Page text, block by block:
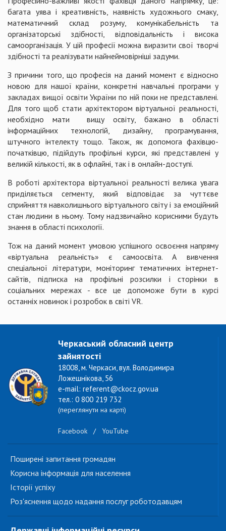
багата уява і креативність, наявність художнього смаку,
математичний склад розуму, комунікабельність та
організаторські здібності, відповідальність і висока
самоорганізація. У цій професії можна виразити свої творчі
здібності та реалізувати найнеймовірніші задуми.
З причини того, що професія на даний момент є відносно
новою для нашої країни, конкретні навчальні програми у
закладах вищої освіти України по ній поки не представлені.
Для того щоб стати архітектором віртуальної реальності,
необхідно мати вищу освіту, бажано в області
інформаційних технологій, дизайну, програмування,
штучного інтелекту тощо. Також, як допомога фахівцю-
початківцю, підійдуть профільні курси, які представлені у
великій кількості, як в офлайні, так і в онлайн-доступі.
В роботі архітектора віртуальної реальності велика увага
приділяється сегменту, який відповідає за чуттєве
сприйняття навколишнього віртуального світу і за емоційний
стан людини в ньому. Тому надзвичайно корисними будуть
знання в області психології.
Тож на даний момент умовою успішного освоєння напряму
«віртуальна реальність» є самоосвіта. А вивчення
спеціальної літератури, моніторинг тематичних інтернет-
сайтів, підписка на профільні розсилки і сторінки в
соціальних мережах - все це допоможе бути в курсі
останніх новинок і розробок в світі VR.
Черкаський обласний центр
зайнятості
18008, м. Черкаси, вул. Володимира
Ложешнікова, 56
e-mail: referent@ckocz.gov.ua
тел.: 0 800 219 732
(переглянути на карті)
Facebook / YouTube
Поширені запитання громадян
Корисна інформація для населення
Історії успіху
Роз'яснення щодо надання послуг роботодавцям